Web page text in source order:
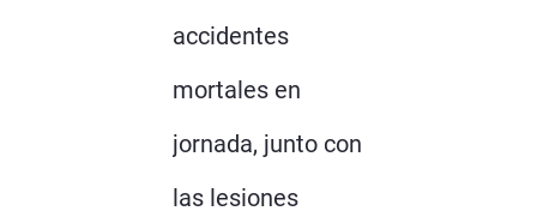
accidentes
mortales en
jornada, junto con
las lesiones